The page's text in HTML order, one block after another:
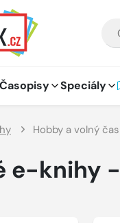
Časopisy Speciály
Hobby a volný čas
e-knihy